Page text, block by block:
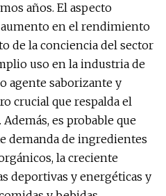
años. El aspecto
en el rendimiento
de la conciencia del sector
uso en la industria de
agente saborizante y
crucial que respalda el
es probable que
demanda de ingredientes
la creciente
deportivas y energéticas y